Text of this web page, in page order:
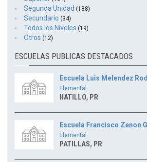
Segunda Unidad (188)
Secundario (34)
Todos los Niveles (19)
Otros (12)
ESCUELAS PUBLICAS DESTACADOS
Escuela Luis Melendez
Elemental
HATILLO, PR
Escuela Francisco Zenon
Elemental
PATILLAS, PR